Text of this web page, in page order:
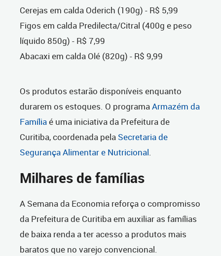
Cerejas em calda Oderich (190g) - R$ 5,99
Figos em calda Predilecta/Citral (400g e peso
líquido 850g) - R$ 7,99
Abacaxi em calda Olé (820g) - R$ 9,99
Os produtos estarão disponíveis enquanto
durarem os estoques. O programaArmazém da
Famíliaé uma iniciativa da Prefeitura de
Curitiba, coordenada pela Secretaria de
Segurança Alimentar e Nutricional.
Milhares de famílias
A Semana da Economia reforça o compromisso
da Prefeitura de Curitiba em auxiliar as famílias
de baixa renda a ter acesso a produtos mais
baratos que no varejo convencional.